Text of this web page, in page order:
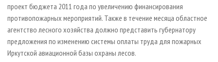
проект бюджета 2011 года по увеличению финансирования
противопожарных мероприятий. Также в течение месяца областное
агентство лесного хозяйства должно представить губернатору
предложения по изменению системы оплаты труда для пожарных
Иркутской авиационной базы охраны лесов.